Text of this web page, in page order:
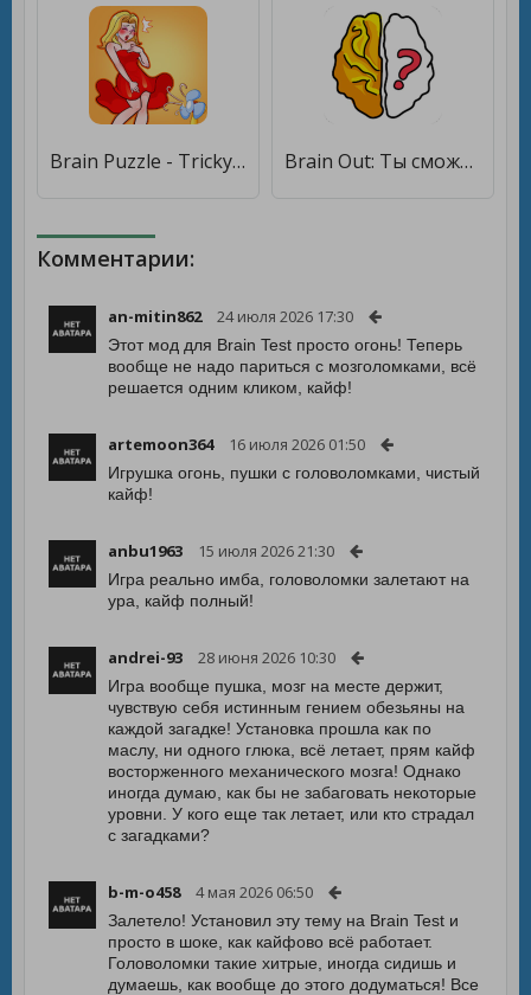
Brain Puzzle - Tricky Test [Много монет] Brain Out: Ты сможешь пройти? [Мод меню]
Комментарии:
an-mitin862 24 июля 2026 17:30
Этот мод для Brain Test просто огонь! Теперь
вообще не надо париться с мозголомками, всё
решается одним кликом, кайф!
artemoon364 16 июля 2026 01:50
Игрушка огонь, пушки с головоломками, чистый
кайф!
anbu1963 15 июля 2026 21:30
Игра реально имба, головоломки залетают на
ура, кайф полный!
andrei-93 28 июня 2026 10:30
Игра вообще пушка, мозг на месте держит,
чувствую себя истинным гением обезьяны на
каждой загадке! Установка прошла как по
маслу, ни одного глюка, всё летает, прям кайф
восторженного механического мозга! Однако
иногда думаю, как бы не забаговать некоторые
уровни. У кого еще так летает, или кто страдал
с загадками?
b-m-o458 4 мая 2026 06:50
Залетело! Установил эту тему на Brain Test и
просто в шоке, как кайфово всё работает.
Головоломки такие хитрые, иногда сидишь и
думаешь, как вообще до этого додуматься! Все